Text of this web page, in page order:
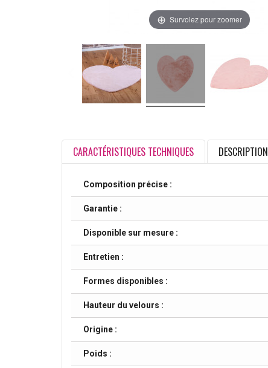
Survolez pour zoomer
CARACTÉRISTIQUES TECHNIQUES DESCRIPTION
Composition précise :
Garantie :
Disponible sur mesure :
Entretien :
Formes disponibles :
Hauteur du velours :
Origine :
Poids :